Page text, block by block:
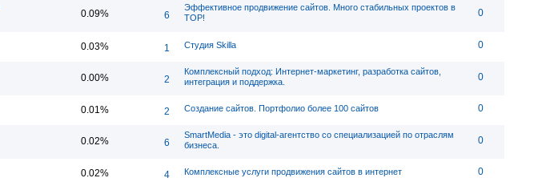
0.09% 6
Эффективное продвижение сайтов. Много стабильных проектов в
TOP!
0
0.03% 1 Студия Skilla 0
0.00% 2
Комплексный подход: Интернет-маркетинг, разработка сайтов,
интеграция и поддержка.
0
0.01% 2 Создание сайтов. Портфолио более 100 сайтов 0
0.02% 6
SmartMedia - это digital-агентство со специализацией по отраслям
бизнеса.
0
0.02% 4 Комплексные услуги продвижения сайтов в интернет 0